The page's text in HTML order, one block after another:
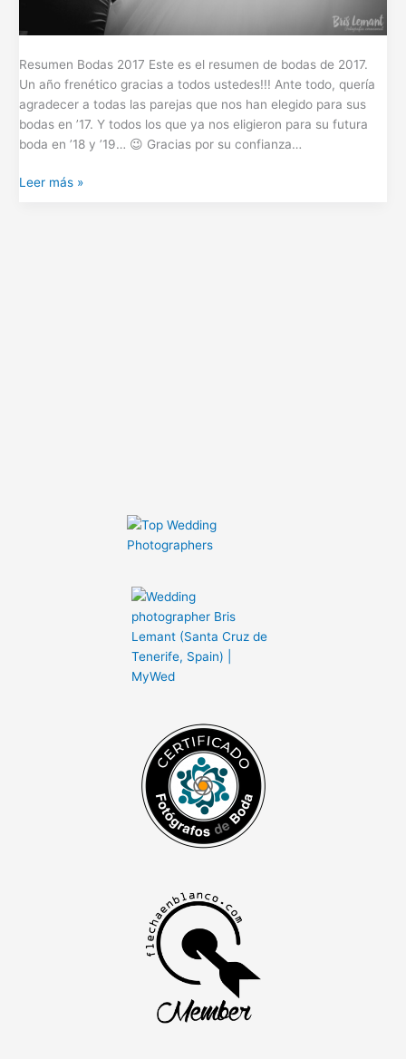
Resumen Bodas 2017 Este es el resumen de bodas de 2017.
Un año frenético gracias a todos ustedes!!! Ante todo, quería
agradecer a todas las parejas que nos han elegido para sus
bodas en ’17. Y todos los que ya nos eligieron para su futura
boda en ’18 y ’19… 😉 Gracias por su confianza…
Leer más »